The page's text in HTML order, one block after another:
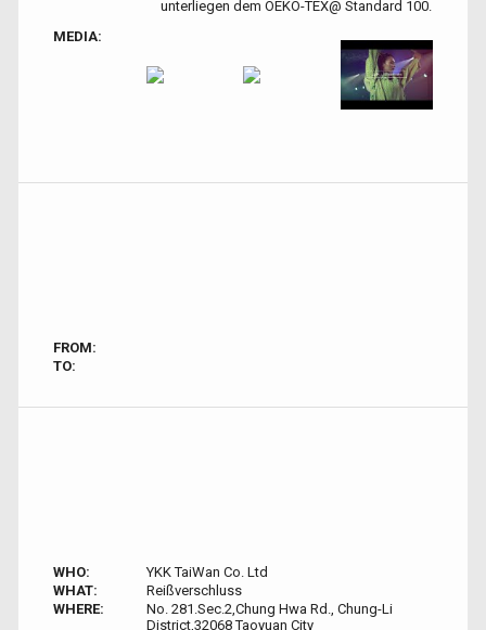
unterliegen dem OEKO-TEX@ Standard 100.
MEDIA:
FROM:
TO:
WHO:
YKK TaiWan Co. Ltd
WHAT:
Reißverschluss
WHERE:
No. 281.Sec.2,Chung Hwa Rd., Chung-Li
District,32068 Taoyuan City